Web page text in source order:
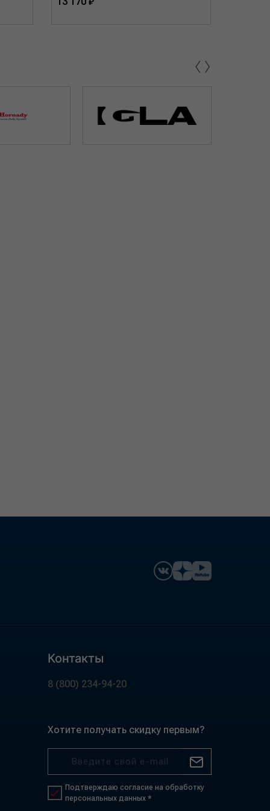
‹›
Контакты
8 (800) 234-94-20
Хотите получать скидку первым?
Подтверждаю согласие на обработку
персональных данных *